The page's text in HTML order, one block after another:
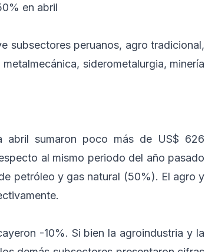
en abril
subsectores peruanos, agro tradicional,
siderometalurgia, minería
abril sumaron poco más de US$ 626
al mismo periodo del año pasado
petróleo y gas natural (50%). El agro y
-10%. Si bien la agroindustria y la